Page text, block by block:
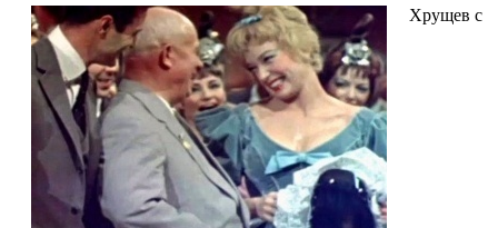
Хрущев с